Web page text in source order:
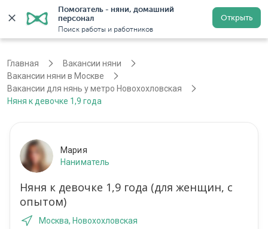
Помогатель - няни, домашний
персонал
Поиск работы и работников
Открыть
Регистрация
Главная
Вакансии няни
Вакансии няни в Москве
Вакансии для нянь у метро Новохохловская
Няня к девочке 1,9 года
Мария
Наниматель
Няня к девочке 1,9 года (для женщин, с
опытом)
Москва, Новохохловская